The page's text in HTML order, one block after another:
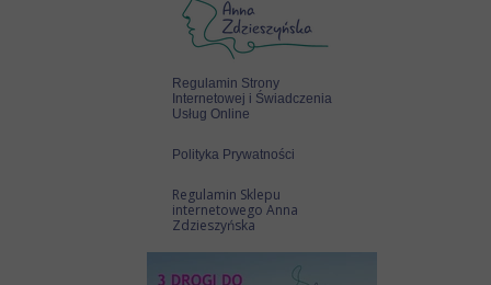
Polityka Prywatności
Regulamin Strony
Internetowej i Świadczenia
Usług Online
Regulamin Sklepu
internetowego Anna
Zdzieszyńska